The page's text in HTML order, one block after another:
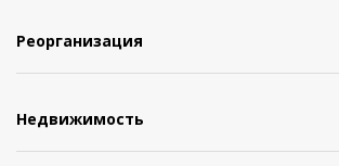
Реорганизация
Недвижимость